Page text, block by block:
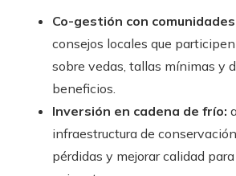
Co-gestión con
consejos locales que
sobre vedas, tallas mínimas y
beneficios.
Inversión en cadena de frío:
infraestructura de
pérdidas y mejorar calidad